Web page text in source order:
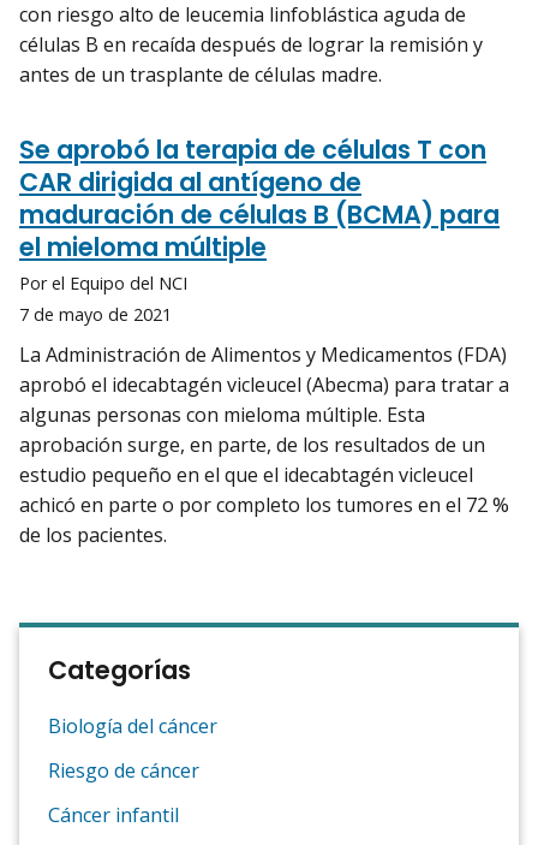
con riesgo alto de leucemia linfoblástica aguda de
células B en recaída después de lograr la remisión y
antes de un trasplante de células madre.
Se aprobó la terapia de células T con
CAR dirigida al antígeno de
maduración de células B (BCMA) para
el mieloma múltiple
Por el Equipo del NCI
7 de mayo de 2021
La Administración de Alimentos y Medicamentos (FDA)
aprobó el idecabtagén vicleucel (Abecma) para tratar a
algunas personas con mieloma múltiple. Esta
aprobación surge, en parte, de los resultados de un
estudio pequeño en el que el idecabtagén vicleucel
achicó en parte o por completo los tumores en el 72 %
de los pacientes.
Categorías
Biología del cáncer
Riesgo de cáncer
Cáncer infantil